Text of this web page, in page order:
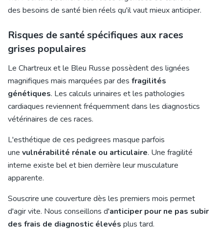
des besoins de santé bien réels qu'il vaut mieux anticiper.
Risques de santé spécifiques aux races
grises populaires
Le Chartreux et le Bleu Russe possèdent des lignées
magnifiques mais marquées par des fragilités
génétiques. Les calculs urinaires et les pathologies
cardiaques reviennent fréquemment dans les diagnostics
vétérinaires de ces races.
L'esthétique de ces pedigrees masque parfois
une vulnérabilité rénale ou articulaire. Une fragilité
interne existe bel et bien derrière leur musculature
apparente.
Souscrire une couverture dès les premiers mois permet
d'agir vite. Nous conseillons d'anticiper pour ne pas subir
des frais de diagnostic élevés plus tard.